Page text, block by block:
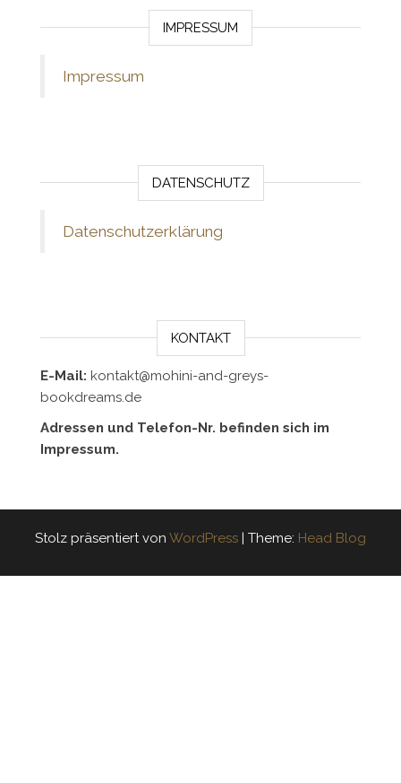
IMPRESSUM
Impressum
DATENSCHUTZ
Datenschutzerklärung
KONTAKT
E-Mail: kontakt@mohini-and-greys-
bookdreams.de
Adressen und Telefon-Nr. befinden sich im
Impressum.
Stolz präsentiert von WordPress | Theme: Head Blog